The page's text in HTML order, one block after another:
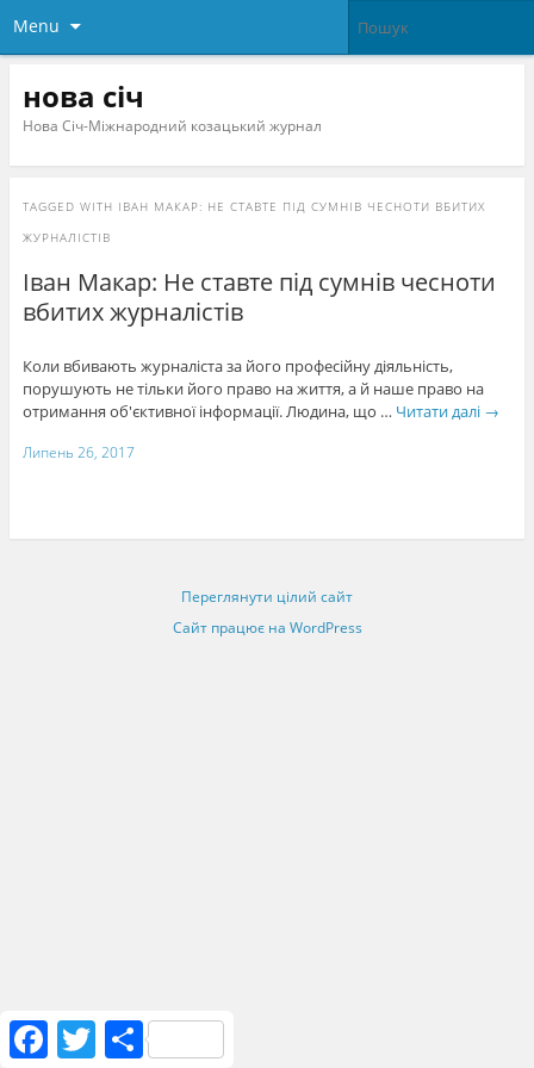
Menu
нова січ
Нова Січ-Міжнародний козацький журнал
TAGGED WITH ІВАН МАКАР: НЕ СТАВТЕ ПІД СУМНІВ ЧЕСНОТИ ВБИТИХ
ЖУРНАЛІСТІВ
Іван Макар: Не ставте під сумнів чесноти
вбитих журналістів
Коли вбивають журналіста за його професійну діяльність,
порушують не тільки його право на життя, а й наше право на
отримання об'єктивної інформації. Людина, що … Читати далі →
Липень 26, 2017
Переглянути цілий сайт
Сайт працює на WordPress
S
h